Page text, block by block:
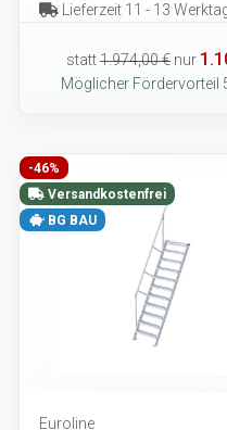
Lieferzeit 11 - 13
statt1.974,00 € nur
Möglicher Fördervorteil
-46%
Versandkostenfrei
BG BAU
Euroline